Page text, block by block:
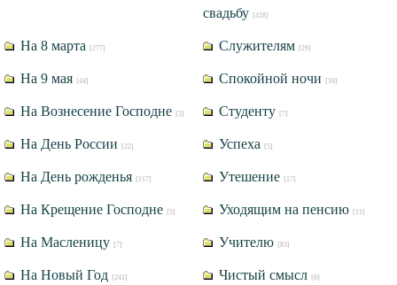
свадьбу
[428]
На 8 марта [277] Служителям [29]
На 9 мая [44] Спокойной ночи [10]
На Вознесение Господне [2] Студенту [7]
На День России [22] Успеха [5]
На День рожденья [117] Утешение [17]
На Крещение Господне [5] Уходящим на пенсию [11]
На Масленицу [7] Учителю [83]
На Новый Год [241] Чистый смысл [6]